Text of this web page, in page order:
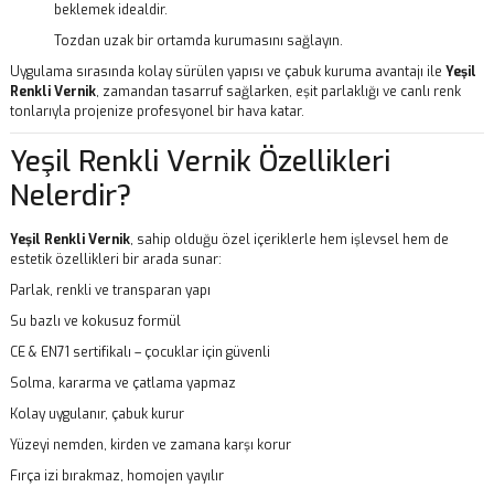
beklemek idealdir.
Tozdan uzak bir ortamda kurumasını sağlayın.
Uygulama sırasında kolay sürülen yapısı ve çabuk kuruma avantajı ile Yeşil
Renkli Vernik, zamandan tasarruf sağlarken, eşit parlaklığı ve canlı renk
tonlarıyla projenize profesyonel bir hava katar.
Yeşil Renkli Vernik Özellikleri
Nelerdir?
Yeşil Renkli Vernik, sahip olduğu özel içeriklerle hem işlevsel hem de
estetik özellikleri bir arada sunar:
Parlak, renkli ve transparan yapı
Su bazlı ve kokusuz formül
CE & EN71 sertifikalı – çocuklar için güvenli
Solma, kararma ve çatlama yapmaz
Kolay uygulanır, çabuk kurur
Yüzeyi nemden, kirden ve zamana karşı korur
Fırça izi bırakmaz, homojen yayılır